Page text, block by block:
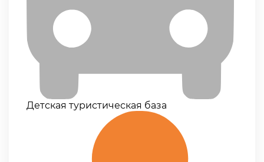
Детская туристическая база